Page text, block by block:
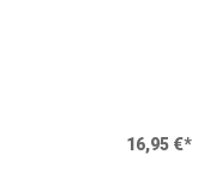
16,95 €*